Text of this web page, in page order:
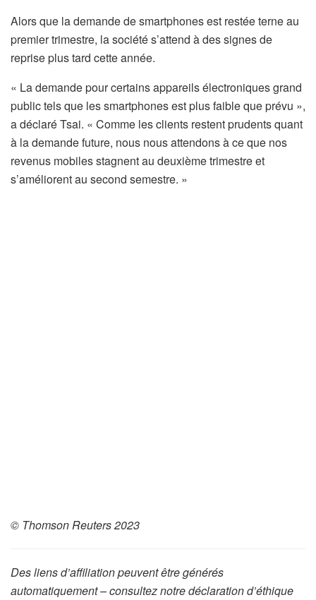
Alors que la demande de smartphones est restée terne au
premier trimestre, la société s’attend à des signes de
reprise plus tard cette année.
« La demande pour certains appareils électroniques grand
public tels que les smartphones est plus faible que prévu »,
a déclaré Tsai. « Comme les clients restent prudents quant
à la demande future, nous nous attendons à ce que nos
revenus mobiles stagnent au deuxième trimestre et
s’améliorent au second semestre. »
© Thomson Reuters 2023
Des liens d’affiliation peuvent être générés
automatiquement – consultez notre déclaration d’éthique